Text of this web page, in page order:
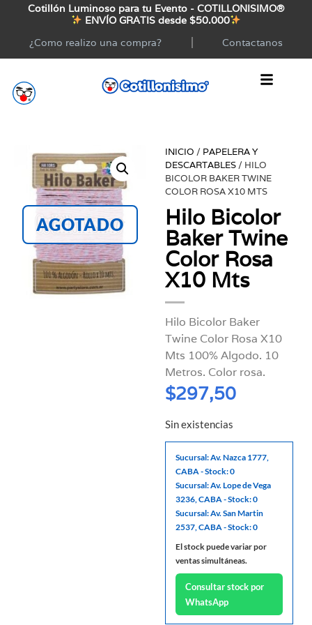
Cotillón Luminoso para tu Evento - COTILLONISIMO®
ENVÍO GRATIS desde $50.000
¿Como realizo una compra?
Contactanos
AGOTADO
INICIO / PAPELERA Y
DESCARTABLES / HILO
BICOLOR BAKER TWINE
COLOR ROSA X10 MTS
Hilo Bicolor
Baker Twine
Color Rosa
X10 Mts
Hilo Bicolor Baker
Twine Color Rosa X10
Mts 100% Algodo. 10
Metros. Color rosa.
$297,50
Sin existencias
Sucursal: Av. Nazca 1777,
CABA - Stock: 0
Sucursal: Av. Lope de Vega
3236, CABA - Stock: 0
Sucursal: Av. San Martin
2537, CABA - Stock: 0
El stock puede variar por
ventas simultáneas.
Consultar stock por
WhatsApp